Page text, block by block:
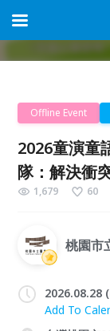
Offline Event
2026童演童
隊：解決衝
1,679 60
桃園市
2026.08.28
Add To